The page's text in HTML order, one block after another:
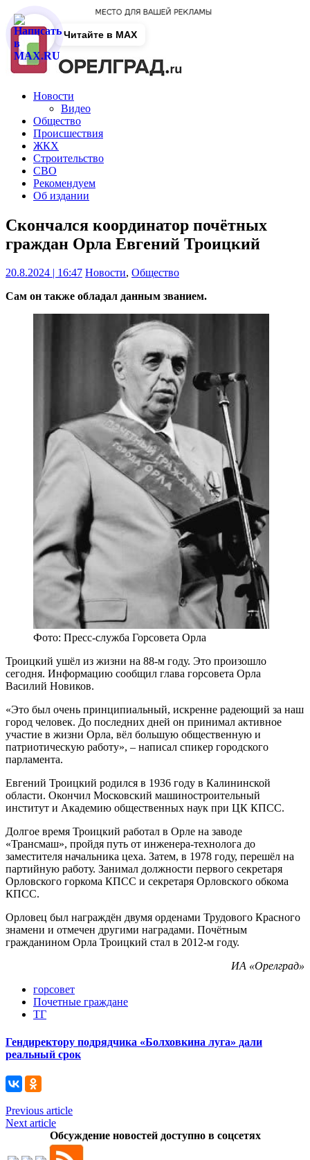
Новости
Видео
Общество
Происшествия
ЖКХ
Строительство
СВО
Рекомендуем
Об издании
Скончался координатор почётных
граждан Орла Евгений Троицкий
20.8.2024 | 16:47 Новости, Общество
Сам он также обладал данным званием.
Фото: Пресс-служба Горсовета Орла
Троицкий ушёл из жизни на 88-м году. Это произошло
сегодня. Информацию сообщил глава горсовета Орла
Василий Новиков.
«Это был очень принципиальный, искренне радеющий за наш
город человек. До последних дней он принимал активное
участие в жизни Орла, вёл большую общественную и
патриотическую работу», – написал спикер городского
парламента.
Евгений Троицкий родился в 1936 году в Калининской
области. Окончил Московский машиностроительный
институт и Академию общественных наук при ЦК КПСС.
Долгое время Троицкий работал в Орле на заводе
«Трансмаш», пройдя путь от инженера-технолога до
заместителя начальника цеха. Затем, в 1978 году, перешёл на
партийную работу. Занимал должности первого секретаря
Орловского горкома КПСС и секретаря Орловского обкома
КПСС.
Орловец был награждён двумя орденами Трудового Красного
знамени и отмечен другими наградами. Почётным
гражданином Орла Троицкий стал в 2012-м году.
ИА «Орелград»
горсовет
Почетные граждане
ТГ
Гендиректору подрядчика «Болховкина луга» дали
реальный срок
Previous article
Next article
Обсуждение новостей доступно в соцсетях
Читайте в MAX